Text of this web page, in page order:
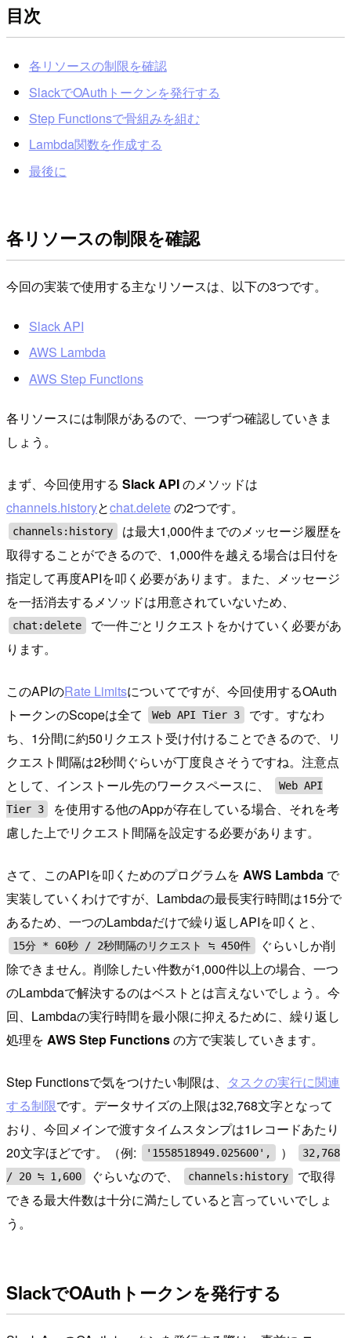
目次
各リソースの制限を確認
SlackでOAuthトークンを発行する
Step Functionsで骨組みを組む
Lambda関数を作成する
最後に
各リソースの制限を確認
今回の実装で使用する主なリソースは、以下の3つです。
Slack API
AWS Lambda
AWS Step Functions
各リソースには制限があるので、一つずつ確認していきま
しょう。
まず、今回使用する Slack APIのメソッドは
channels.historyとchat.deleteの2つです。
channels:history
は最大1,000件までのメッセージ履歴を
取得することができるので、1,000件を越える場合は日付を
指定して再度APIを叩く必要があります。また、メッセージ
を一括消去するメソッドは用意されていないため、
chat:delete
で一件ごとリクエストをかけていく必要があ
ります。
このAPIのRate Limitsについてですが、今回使用するOAuth
トークンのScopeは全て
Web API Tier 3
です。すなわ
ち、1分間に約50リクエスト受け付けることできるので、リ
クエスト間隔は2秒間ぐらいが丁度良さそうですね。注意点
として、インストール先のワークスペースに、
Web API
Tier 3
を使用する他のAppが存在している場合、それを考
慮した上でリクエスト間隔を設定する必要があります。
さて、このAPIを叩くためのプログラムを AWS Lambda で
実装していくわけですが、Lambdaの最長実行時間は15分で
あるため、一つのLambdaだけで繰り返しAPIを叩くと、
15分 * 60秒 / 2秒間隔のリクエスト ≒ 450件
ぐらいしか削
除できません。削除したい件数が1,000件以上の場合、一つ
のLambdaで解決するのはベストとは言えないでしょう。今
回、Lambdaの実行時間を最小限に抑えるために、繰り返し
処理を AWS Step Functionsの方で実装していきます。
Step Functionsで気をつけたい制限は、 タスクの実行に関連
する制限です。データサイズの上限は32,768文字となって
おり、今回メインで渡すタイムスタンプは1レコードあたり
20文字ほどです。（例:
'1558518949.025600', ）
32,768
/ 20 ≒ 1,600
ぐらいなので、 channels:history
で取得
できる最大件数は十分に満たしていると言っていいでしょ
う。
SlackでOAuthトークンを発行する